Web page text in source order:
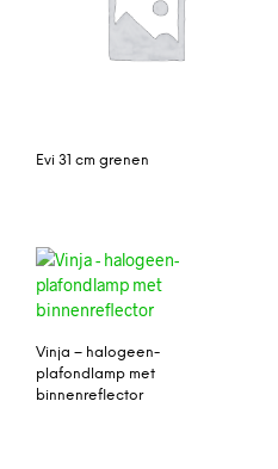
Evi 31 cm grenen
Vinja – halogeen-
plafondlamp met
binnenreflector